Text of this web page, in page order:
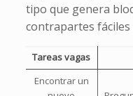
tipo que genera
contrapartes fáciles
Tareas vagas
Encontrar un